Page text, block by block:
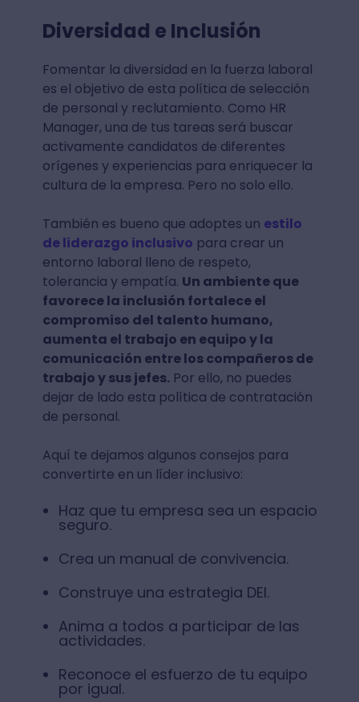
Diversidad e Inclusión
Fomentar la diversidad en la fuerza laboral
es el objetivo de esta política de selección
de personal y reclutamiento. Como HR
Manager, una de tus tareas será buscar
activamente candidatos de diferentes
orígenes y experiencias para enriquecer la
cultura de la empresa. Pero no solo ello.
También es bueno que adoptes un estilo
de liderazgo inclusivo para crear un
entorno laboral lleno de respeto,
tolerancia y empatía. Un ambiente que
favorece la inclusión fortalece el
compromiso del talento humano,
aumenta el trabajo en equipo y la
comunicación entre los compañeros de
trabajo y sus jefes.Por ello, no puedes
dejar de lado esta política de contratación
de personal.
Aquí te dejamos algunos consejos para
convertirte en un líder inclusivo:
Haz que tu empresa sea un espacio
seguro.
Crea un manual de convivencia.
Construye una estrategia DEI.
Anima a todos a participar de las
actividades.
Reconoce el esfuerzo de tu equipo
por igual.